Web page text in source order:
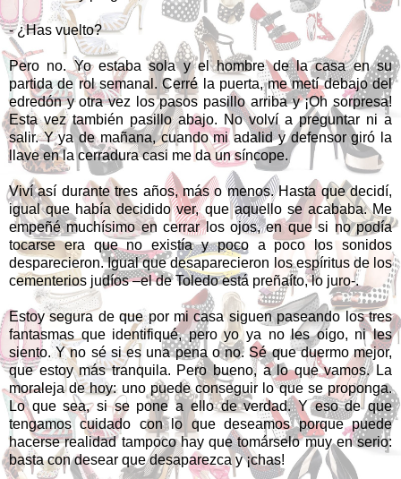
- ¿Has vuelto?
Pero no. Yo estaba sola y el hombre de la casa en su
partida de rol semanal. Cerré la puerta, me metí debajo del
edredón y otra vez los pasos pasillo arriba y ¡Oh sorpresa!
Esta vez también pasillo abajo. No volví a preguntar ni a
salir. Y ya de mañana, cuando mi adalid y defensor giró la
llave en la cerradura casi me da un síncope.
Viví así durante tres años, más o menos. Hasta que decidí,
igual que había decidido ver, que aquello se acababa. Me
empeñé muchísimo en cerrar los ojos, en que si no podía
tocarse era que no existía y poco a poco los sonidos
desparecieron. Igual que desaparecieron los espíritus de los
cementerios judíos –el de Toledo está preñaíto, lo juro-.
Estoy segura de que por mi casa siguen paseando los tres
fantasmas que identifiqué, pero yo ya no les oigo, ni les
siento. Y no sé si es una pena o no. Sé que duermo mejor,
que estoy más tranquila. Pero bueno, a lo que vamos. La
moraleja de hoy: uno puede conseguir lo que se proponga.
Lo que sea, si se pone a ello de verdad. Y eso de que
tengamos cuidado con lo que deseamos porque puede
hacerse realidad tampoco hay que tomárselo muy en serio:
basta con desear que desaparezca y ¡chas!